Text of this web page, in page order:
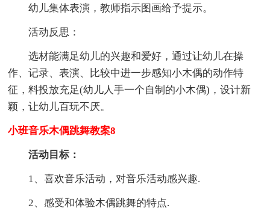
幼儿集体表演，教师指示图画给予提示。
活动反思：
选材能满足幼儿的兴趣和爱好，通过让幼儿在操
作、记录、表演、比较中进一步感知小木偶的动作特
征，料投放充足(幼儿人手一个自制的小木偶)，设计新
颖，让幼儿百玩不厌。
小班音乐木偶跳舞教案8
活动目标：
1、喜欢音乐活动，对音乐活动感兴趣.
2、感受和体验木偶跳舞的特点.